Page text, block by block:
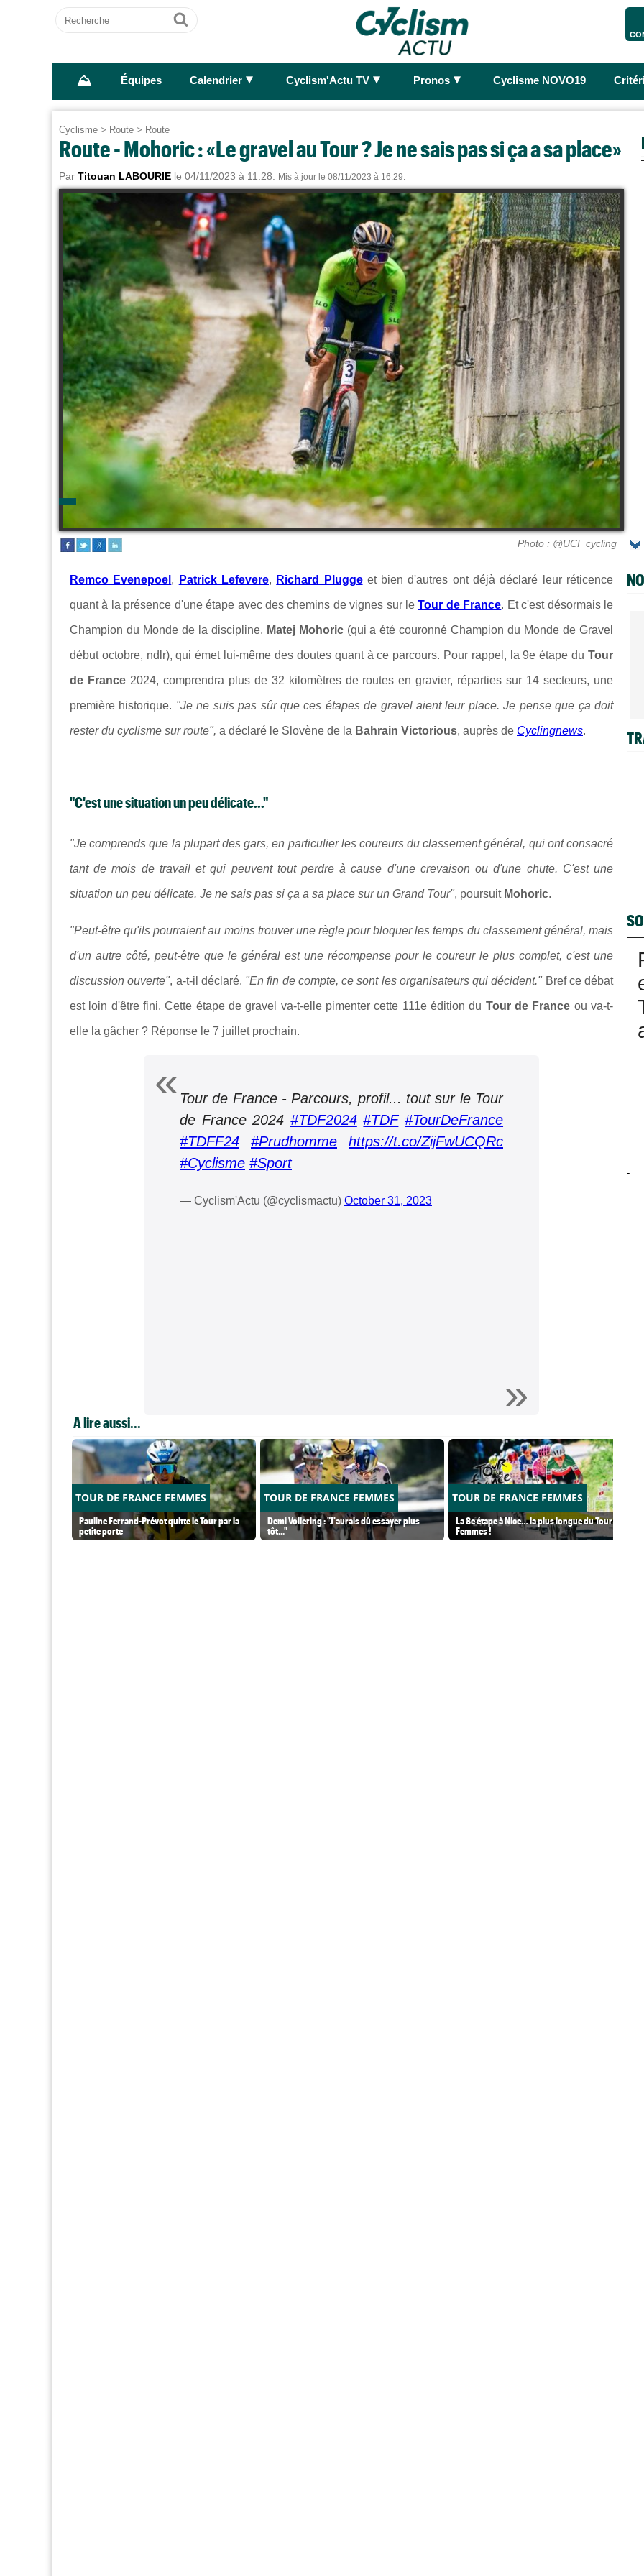
Recherche
Ok
⛰ Équipes Calendrier ► Cyclism'Actu TV ► Pronos ► Cyclisme NOVO19
Cyclisme > Route > Route
Route - Mohoric : «Le gravel au Tour ? Je ne sais pas si ça a sa place»
Par Titouan LABOURIE le 04/11/2023 à 11:28. Mis à jour le 08/11/2023 à 16:29.
Photo : @UCI_cycling
Remco Evenepoel , Patrick Lefevere, Richard Pluggeet bien d'autres ont déjà déclaré leur réticence
quant à la présence d'une étape avec des chemins de vignes sur leTour de France. Et c'est désormais le
Champion du Monde de la discipline, Matej Mohoric(qui a été couronné Champion du Monde de Gravel
début octobre, ndlr), qui émet lui-même des doutes quant à ce parcours. Pour rappel, la 9e étape du Tour
de France2024, comprendra plus de 32 kilomètres de routes en gravier, réparties sur 14 secteurs, une
première historique. "Je ne suis pas sûr que ces étapes de gravel aient leur place. Je pense que ça doit
rester du cyclisme sur route", a déclaré le Slovène de la Bahrain Victorious, auprès de Cyclingnews.
"C'est une situation un peu délicate..."
"Je comprends que la plupart des gars, en particulier les coureurs du classement général, qui ont consacré
tant de mois de travail et qui peuvent tout perdre à cause d'une crevaison ou d'une chute. C'est une
situation un peu délicate. Je ne sais pas si ça a sa place sur un Grand Tour", poursuit Mohoric.
"Peut-être qu'ils pourraient au moins trouver une règle pour bloquer les temps du classement général, mais
d'un autre côté, peut-être que le général est une récompense pour le coureur le plus complet, c'est une
discussion ouverte", a-t-il déclaré. "En fin de compte, ce sont les organisateurs qui décident." Bref ce débat
est loin d'être fini. Cette étape de gravel va-t-elle pimenter cette 111e édition du Tour de France ou va-t-
elle la gâcher ? Réponse le 7 juillet prochain.
Tour de France - Parcours, profil... tout sur le Tour
de France 2024 #TDF2024 #TDF #TourDeFrance
#TDFF24
#Prudhomme
https://t.co/ZijFwUCQRc
#Cyclisme #Sport
— Cyclism'Actu (@cyclismactu) October 31, 2023
A lire aussi...
TOUR DE FRANCE FEMMES
Pauline Ferrand-Prévot quitte le Tour par la
petite porte
TOUR DE FRANCE FEMMES
Demi Vollering : "J'aurais dû essayer plus
tôt..."
TOUR DE FRANCE FEMMES
La 8e étape à Nice… la plus longue du Tour
Femmes !
-